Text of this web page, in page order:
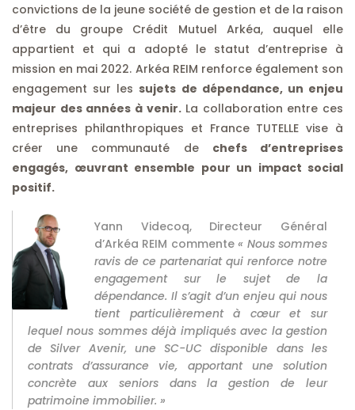
convictions de la jeune société de gestion et de la raison
d’être du groupe Crédit Mutuel Arkéa, auquel elle
appartient et qui a adopté le statut d’entreprise à
mission en mai 2022. Arkéa REIM renforce également son
engagement sur lessujets de dépendance, un enjeu
majeur des années à venir.La collaboration entre ces
entreprises philanthropiques et France TUTELLE vise à
créer une communauté de chefs d’entreprises
engagés, œuvrant ensemble pour un impact social
positif.
Yann Videcoq, Directeur Général
d’Arkéa REIM commente« Nous sommes
ravis de ce partenariat qui renforce notre
engagement sur le sujet de la
dépendance. Il s’agit d’un enjeu qui nous
tient particulièrement à cœur et sur
lequel nous sommes déjà impliqués avec la gestion
de Silver Avenir, une SC-UC disponible dans les
contrats d’assurance vie, apportant une solution
concrète aux seniors dans la gestion de leur
patrimoine immobilier. »